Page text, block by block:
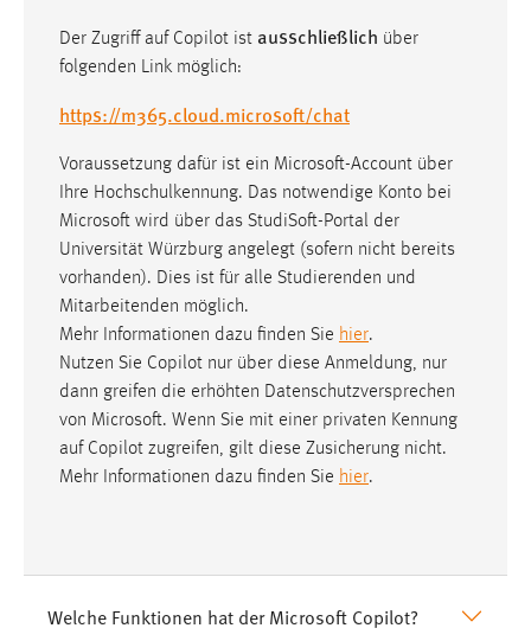
Der Zugriff auf Copilot ist ausschließlich über
folgenden Link möglich:
https://m365.cloud.microsoft/chat
Voraussetzung dafür ist ein Microsoft-Account über
Ihre Hochschulkennung. Das notwendige Konto bei
Microsoft wird über das StudiSoft-Portal der
Universität Würzburg angelegt (sofern nicht bereits
vorhanden). Dies ist für alle Studierenden und
Mitarbeitenden möglich.
Mehr Informationen dazu finden Sie hier.
Nutzen Sie Copilot nur über diese Anmeldung, nur
dann greifen die erhöhten Datenschutzversprechen
von Microsoft. Wenn Sie mit einer privaten Kennung
auf Copilot zugreifen, gilt diese Zusicherung nicht.
Mehr Informationen dazu finden Sie hier.
Welche Funktionen hat der Microsoft Copilot?
24 Stunden
STATISTIK
Statistik Cookies erfassen Informationen anonym.
Diese Informationen helfen uns zu verstehen, wie
unsere Besucher unsere Website nutzen.
Matomo
Name:
_pk_ref, _pk_cvar, _pk_id, _pk_ses
Zweck:
Zugriffsstatistik
Cookie Laufzeit:
Marketing Cookies werden von Drittanbietern